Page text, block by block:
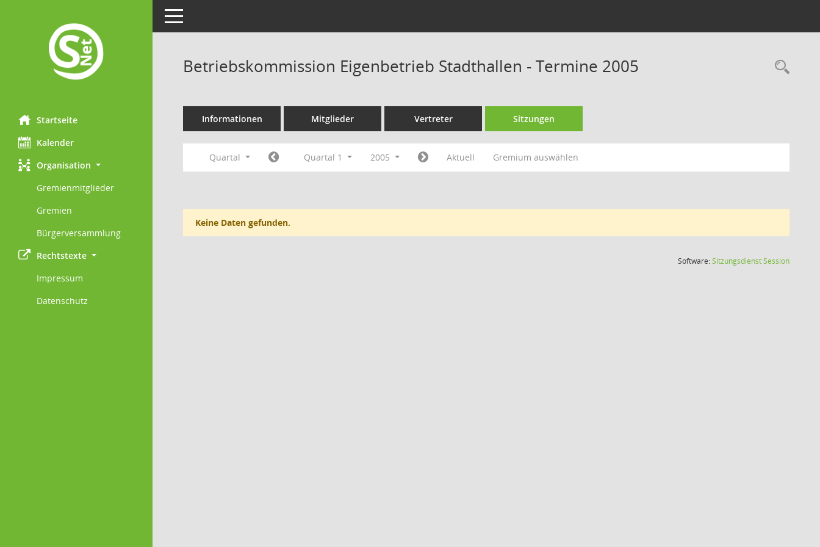
Startseite
Kalender
Organisation
Gremienmitglieder
Gremien
Bürgerversammlung
Rechtstexte
Impressum
Datenschutz
Toggle navigation
Betriebskommission Eigenbetrieb Stadthallen - Termine 2005
Informationen Mitglieder Vertreter Sitzungen
Quartal Quartal 1 2005 Aktuell Gremium auswählen
Keine Daten gefunden.
Software:SitzungsdienstSession(Wird in